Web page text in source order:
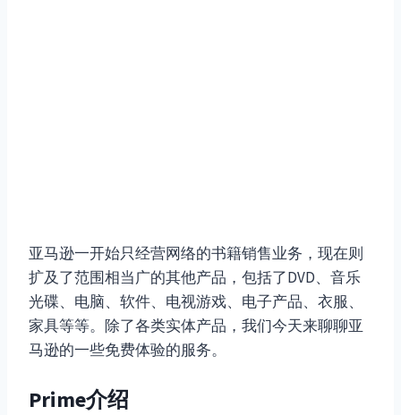
亚马逊一开始只经营网络的书籍销售业务，现在则
扩及了范围相当广的其他产品，包括了DVD、音乐
光碟、电脑、软件、电视游戏、电子产品、衣服、
家具等等。除了各类实体产品，我们今天来聊聊亚
马逊的一些免费体验的服务。
Prime介绍